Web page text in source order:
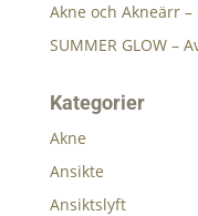
Akne och Akneärr
SUMMER GLOW –
Kategorier
Akne
Ansikte
Ansiktslyft